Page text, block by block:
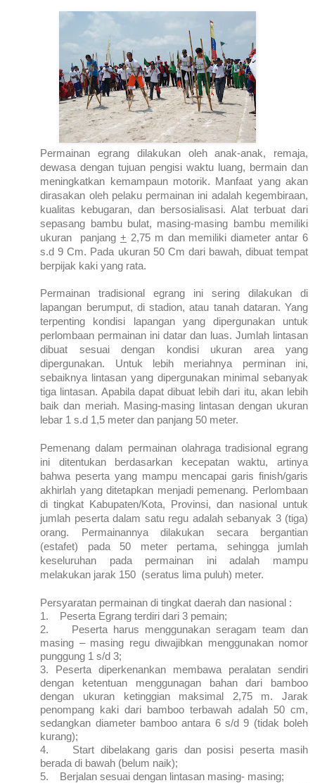
Permainan egrang dilakukan oleh anak-anak, remaja,
dewasa dengan tujuan pengisi waktu luang, bermain dan
meningkatkan kemampaun motorik. Manfaat yang akan
dirasakan oleh pelaku permainan ini adalah kegembiraan,
kualitas kebugaran, dan bersosialisasi. Alat terbuat dari
sepasang bambu bulat, masing-masing bambu memiliki
ukuran panjang + 2,75 m dan memiliki diameter antar 6
s.d 9 Cm. Pada ukuran 50 Cm dari bawah, dibuat tempat
berpijak kaki yang rata.
Permainan tradisional egrang ini sering dilakukan di
lapangan berumput, di stadion, atau tanah dataran. Yang
terpenting kondisi lapangan yang dipergunakan untuk
perlombaan permainan ini datar dan luas. Jumlah lintasan
dibuat sesuai dengan kondisi ukuran area yang
dipergunakan. Untuk lebih meriahnya perminan ini,
sebaiknya lintasan yang dipergunakan minimal sebanyak
tiga lintasan. Apabila dapat dibuat lebih dari itu, akan lebih
baik dan meriah. Masing-masing lintasan dengan ukuran
lebar 1 s.d 1,5 meter dan panjang 50 meter.
Pemenang dalam permainan olahraga tradisional egrang
ini ditentukan berdasarkan kecepatan waktu, artinya
bahwa peserta yang mampu mencapai garis finish/garis
akhirlah yang ditetapkan menjadi pemenang. Perlombaan
di tingkat Kabupaten/Kota, Provinsi, dan nasional untuk
jumlah peserta dalam satu regu adalah sebanyak 3 (tiga)
orang. Permainannya dilakukan secara bergantian
(estafet) pada 50 meter pertama, sehingga jumlah
keseluruhan pada permainan ini adalah mampu
melakukan jarak 150 (seratus lima puluh) meter.
Persyaratan permainan di tingkat daerah dan nasional :
1.
Peserta Egrang terdiri dari 3 pemain;
2.
Peserta harus menggunakan seragam team dan
masing – masing regu diwajibkan menggunakan nomor
punggung 1 s/d 3;
3.
Peserta diperkenankan membawa peralatan sendiri
dengan ketentuan menggunagan bahan dari bamboo
dengan ukuran ketinggian maksimal 2,75 m. Jarak
penompang kaki dari bamboo terbawah adalah 50 cm,
sedangkan diameter bamboo antara 6 s/d 9 (tidak boleh
kurang);
4.
Start dibelakang garis dan posisi peserta masih
berada di bawah (belum naik);
5.
Berjalan sesuai dengan lintasan masing- masing;